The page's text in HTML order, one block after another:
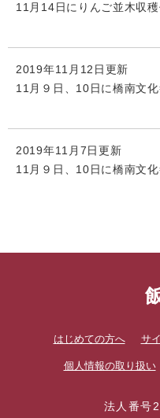
11月14日にりんご並木収
2019年11月12日更新
11月９日、10日に橋南文
2019年11月7日更新
11月９日、10日に橋南文
はじめての方へ サ
個人情報の取り扱い
法人番号